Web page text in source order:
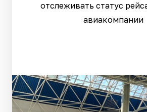
отслеживать статус
авиакомпании